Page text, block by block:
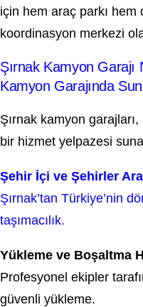
için hem araç parkı hem
koordinasyon merkezi
Şırnak Kamyon Garajı
Kamyon Garajında
Şırnak kamyon
bir hizmet yelpazesi
Şehir İçi ve Şehirler
Şırnak’tan Türkiye’nin
taşımacılık.
Yükleme ve Boşaltma
Profesyonel ekipler
güvenli yükleme.